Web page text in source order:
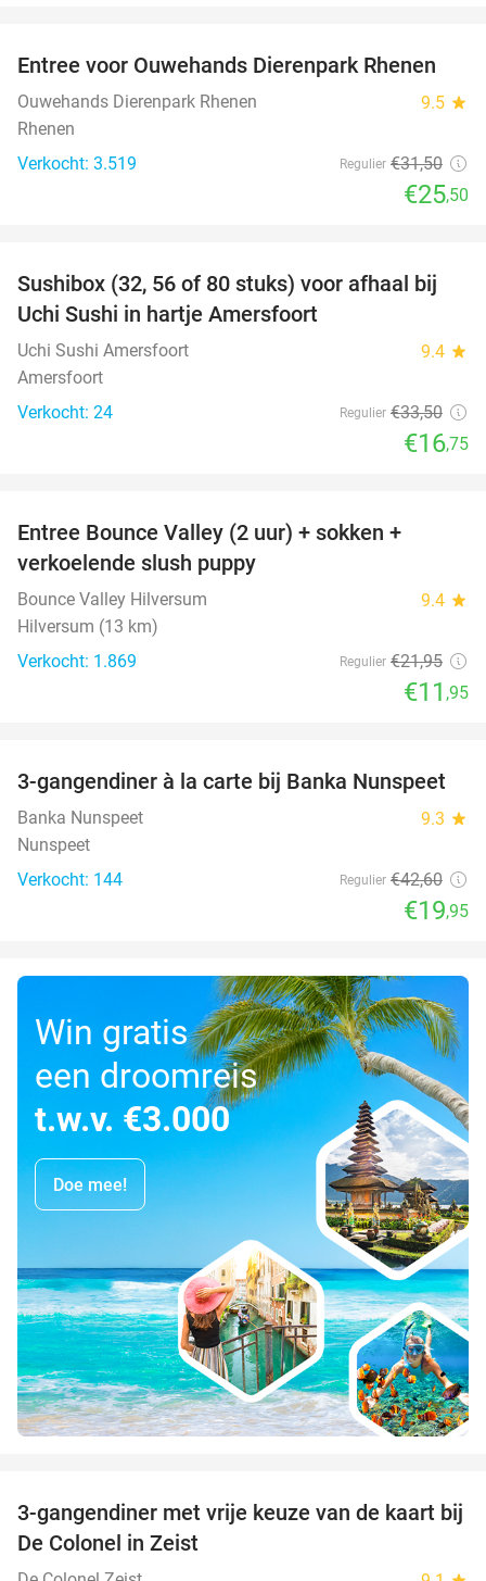
19%
Entree voor Ouwehands Dierenpark Rhenen
Ouwehands Dierenpark Rhenen 9.5 star
Rhenen
Verkocht: 3.519
Regulier €31,50
€25,50
50%
Sushibox (32, 56 of 80 stuks) voor afhaal bij
Uchi Sushi in hartje Amersfoort
Uchi Sushi Amersfoort 9.4 star
Amersfoort
Verkocht: 24
Regulier €33,50
€16,75
Entree Bounce Valley (2 uur) + sokken +
verkoelende slush puppy
Bounce Valley Hilversum 9.4 star
Hilversum (13 km)
Verkocht: 1.869
Regulier €21,95
€11 ,95
53%
3-gangendiner à la carte bij Banka Nunspeet
Banka Nunspeet 9.3 star
Nunspeet
Verkocht: 144
Regulier €42,60
€19,95
Win gratis
een droomreis
t.w.v. €3.000
Doe mee!
33%
3-gangendiner met vrije keuze van de kaart bij
De Colonel in Zeist